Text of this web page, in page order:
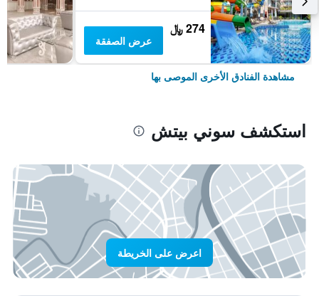
274 ﷼
عرض الصفقة
مشاهدة الفنادق الأخرى الموصى بها
استكشف سوني بيتش
اعرض على الخريطة